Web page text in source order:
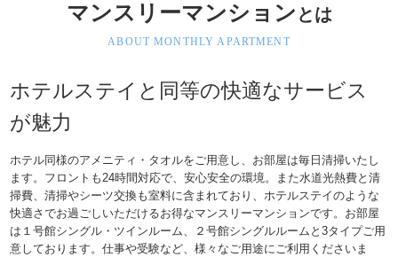
マンスリーマンション とは
ABOUT MONTHLY APARTMENT
ホテルステイと同等の快適なサービス
が魅力
ホテル同様のアメニティ・タオルをご用意し、お部屋は毎日清掃いたし
ます。 フロントも24時間対応で、安心安全の環境。
また水道光熱費と清
掃費、清掃やシーツ交換も室料に含まれており、ホテルステイのような
快適さでお過ごしいただけるお得なマンスリーマンションです。お部屋
は１号館シングル・ツインルーム、２号館シングルルームと3タイプご用
意しております。仕事や受験など、様々なご用途にご利用くださいま